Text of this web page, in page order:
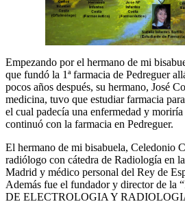
Empezando por el hermano de mi
que fundó la 1ª farmacia de Pedreguer
pocos años después, su hermano, José
medicina, tuvo que estudiar farmacia
el cual padecía una enfermedad y
continuó con la farmacia en Pedreguer.
El hermano de mi bisabuela, Celedonio
radiólogo con cátedra de Radiología en
Madrid y médico personal del Rey de
Además fue el fundador y director de
DE ELECTROLOGIA Y